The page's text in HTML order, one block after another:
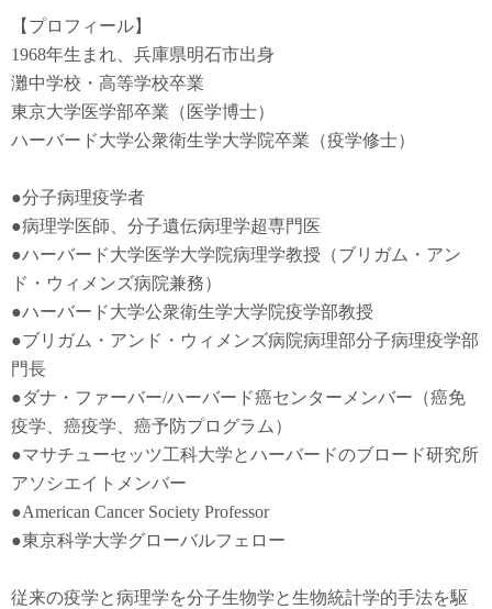
【プロフィール】
1968年生まれ、兵庫県明石市出身
灘中学校・高等学校卒業
東京大学医学部卒業（医学博士）
ハーバード大学公衆衛生学大学院卒業（疫学修士）
●分子病理疫学者
●病理学医師、分子遺伝病理学超専門医
●ハーバード大学医学大学院病理学教授（ブリガム・アン
ド・ウィメンズ病院兼務）
●ハーバード大学公衆衛生学大学院疫学部教授
●ブリガム・アンド・ウィメンズ病院病理部分子病理疫学部
門長
●ダナ・ファーバー/ハーバード癌センターメンバー（癌免
疫学
癌疫学 、癌予防プログラム）
●マサチューセッツ工科大学とハーバードのブロード研究所
アソシエイトメンバー
●American Cancer Society Professor
●東京科学大学グローバルフェロー
従来の疫学と病理学を分子生物学と生物統計学的手法を駆